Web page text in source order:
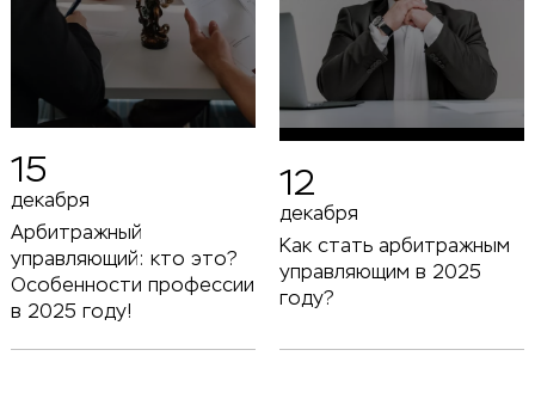
15
декабря
Арбитражный
управляющий: кто это?
Особенности профессии
в 2025 году!
12
декабря
Как стать арбитражным
управляющим в 2025
году?